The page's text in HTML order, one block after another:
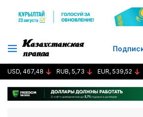
USD, 467,48 RUB, 5,73 EUR, 539,52